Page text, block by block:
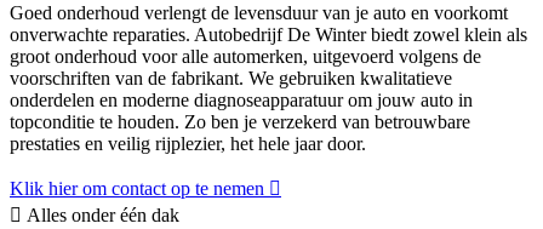
Goed onderhoud verlengt de levensduur van je auto en voorkomt
onverwachte reparaties. Autobedrijf De Winter biedt zowel klein als
groot onderhoud voor alle automerken, uitgevoerd volgens de
voorschriften van de fabrikant. We gebruiken kwalitatieve
onderdelen en moderne diagnoseapparatuur om jouw auto in
topconditie te houden. Zo ben je verzekerd van betrouwbare
prestaties en veilig rijplezier, het hele jaar door.
Klik hier om contact op te nemen
Alles onder één dak